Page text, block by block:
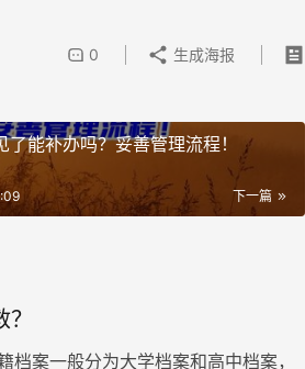
0 生成海报
能补办吗？妥善管理流程！
下一篇
案一般分为大学档案和高中档案，